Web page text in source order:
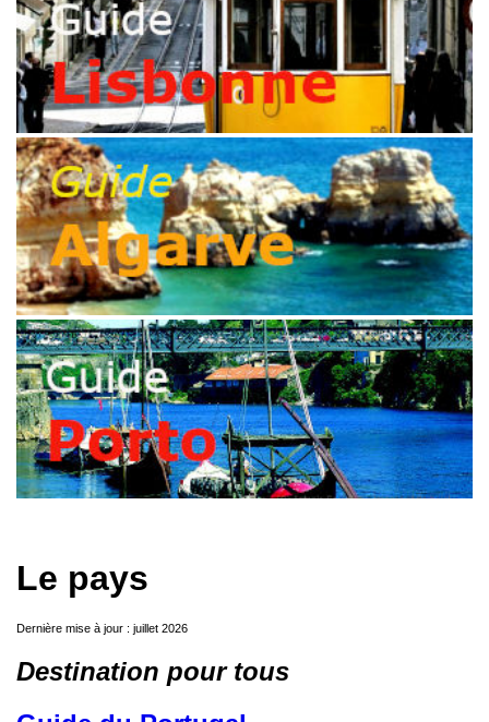
Le pays
Dernière mise à jour : juillet 2026
Destination pour tous